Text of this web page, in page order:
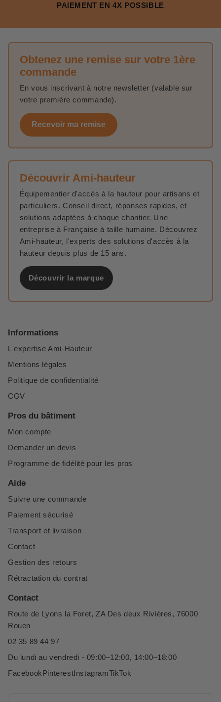
PAIEMENT EN 4X POSSIBLE
Obtenez une remise sur votre 1ère
commande
En vous inscrivant à notre newsletter (valable sur
votre première commande).
Recevoir ma remise
Découvrir Ami-hauteur
Équipementier d'accès à la hauteur pour artisans et
particuliers. Conseil direct, réponses rapides, et
solutions adaptées à chaque chantier. Une
entreprise à Française à taille humaine. Découvrez
Ami-hauteur, l'experts des solutions d'accès à la
hauteur depuis plus de 15 ans.
Découvrir la marque
Informations
L'expertise Ami-Hauteur
Mentions légales
Politique de confidentialité
CGV
Pros du bâtiment
Mon compte
Demander un devis
Programme de fidélité pour les pros
Aide
Suivre une commande
Paiement sécurisé
Transport et livraison
Contact
Gestion des retours
Rétractation du contrat
Contact
Route de Lyons la Foret, ZA Des deux Rivières, 76000
Rouen
02 35 89 44 97
Du lundi au vendredi - 09:00–12:00, 14:00–18:00
FacebookPinterestInstagramTikTok